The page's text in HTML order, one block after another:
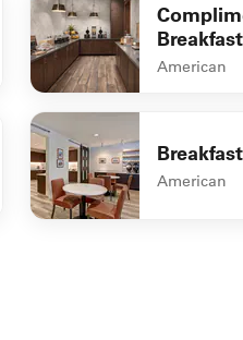
American
undefined
American